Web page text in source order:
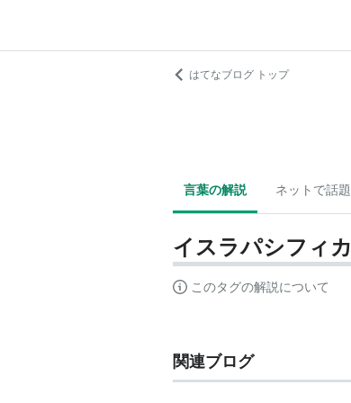
はてなブログ トップ
言葉の解説 ネットで話題
イスラパシフィカ
このタグの解説について
関連ブログ